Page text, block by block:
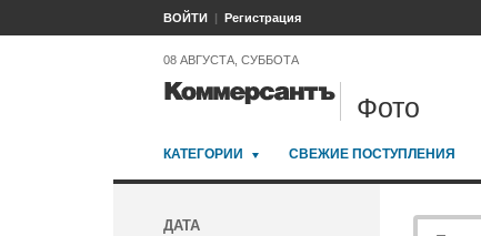
ВОЙТИ Регистрация
08 АВГУСТА, СУББОТА
Фото
КАТЕГОРИИ СВЕЖИЕ ПОСТУПЛЕНИЯ
ДАТА